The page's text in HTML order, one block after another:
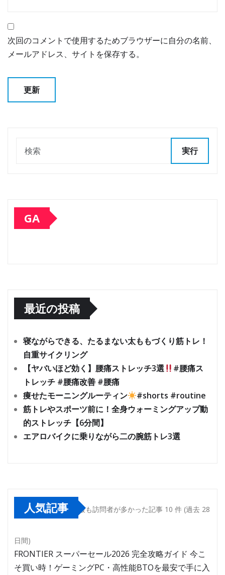
次回のコメントで使用するためブラウザーに自分の名前、
メールアドレス、サイトを保存する。
実行
GA
最近の投稿
寝ながらできる、たるまない太ももづくり筋トレ！
自重サイクリング
【ヤバいほど効く】腰痛ストレッチ3選
#腰痛ス
トレッチ #腰痛改善 #腰痛
痩せたモーニングルーティン
#shorts #routine
筋トレやスポーツ前に！全身ウォーミングアップ動
的ストレッチ【6分間】
エアロバイクに乗りながら二の腕筋トレ3選
人気記事 最も訪問者が多かった記事 10 件 (過去 28
日間)
FRONTIER スーパーセール2026 完全攻略ガイド 今こ
そ買い時！ゲーミングPC・高性能BTOを最安で手に入